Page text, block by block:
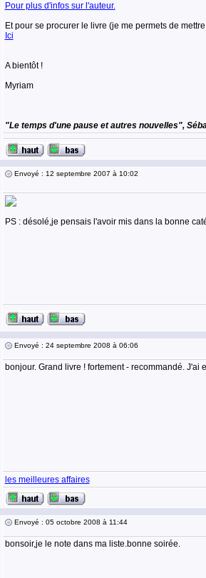
Pour plus d'infos sur l'auteur.
Et pour se procurer le livre (je me permets de
Ici
A bientôt !
Myriam
"Le temps d'une pause et autres nouvelles",
Envoyé : 12 septembre 2007 à 10:02
PS : désolé,je pensais l'avoir mis dans la bonne
Envoyé : 24 septembre 2008 à 06:06
bonjour. Grand livre ! fortement - recommandé. J'ai
les meilleures affaires
Envoyé : 05 octobre 2008 à 11:44
bonsoir,je le note dans ma liste.bonne soirée.